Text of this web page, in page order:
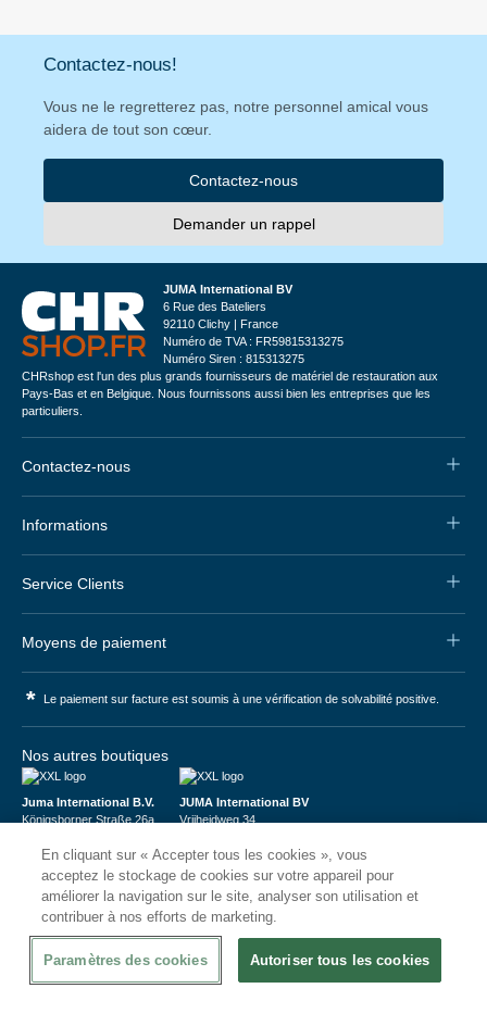
Contactez-nous!
Vous ne le regretterez pas, notre personnel amical vous
aidera de tout son cœur.
Contactez-nous
Demander un rappel
JUMA International BV
6 Rue des Bateliers
92110 Clichy | France
Numéro de TVA : FR59815313275
Numéro Siren : 815313275
CHRshop est l'un des plus grands fournisseurs de matériel de restauration aux
Pays-Bas et en Belgique. Nous fournissons aussi bien les entreprises que les
particuliers.
Contactez-nous
Informations
Service Clients
Moyens de paiement
* Le paiement sur facture est soumis à une vérification de solvabilité positive.
Nos autres boutiques
Juma International B.V.
Königsborner Straße 26a
USt-ID: DE321159873
Handelsregister: 58573909
JUMA International BV
Vrijheidweg 34
BTW: NL853095048B01
K.V.K.: 58573909
En cliquant sur « Accepter tous les cookies », vous
acceptez le stockage de cookies sur votre appareil pour
améliorer la navigation sur le site, analyser son utilisation et
contribuer à nos efforts de marketing.
Paramètres des cookies Autoriser tous les cookies